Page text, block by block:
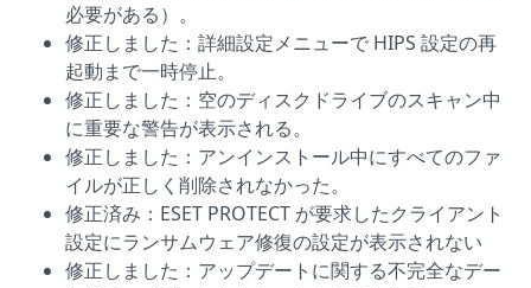
必要がある）。
修正しました：詳細設定メニューで HIPS 設定の再
起動まで一時停止。
修正しました：空のディスクドライブのスキャン中
に重要な警告が表示される。
修正しました：アンインストール中にすべてのファ
イルが正しく削除されなかった。
修正済み：ESET PROTECT が要求したクライアント
設定にランサムウェア修復の設定が表示されない
修正しました：アップデートに関する不完全なデー